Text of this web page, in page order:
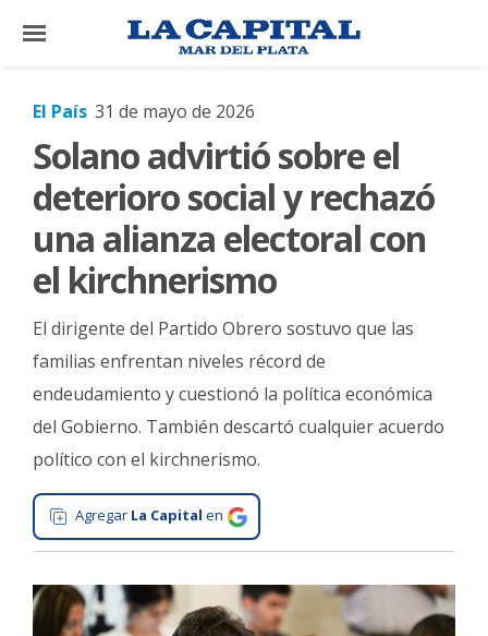
×
El
País
Mundo
La
Cultura
Tecnología
Gastronomía
Salud
Interés
General
La
Ciudad
El País 31 de mayo de 2026
Solano advirtió sobre el
deterioro social y rechazó
una alianza electoral con
el kirchnerismo
El dirigente del Partido Obrero sostuvo que las
familias enfrentan niveles récord de
endeudamiento y cuestionó la política económica
del Gobierno. También descartó cualquier acuerdo
político con el kirchnerismo.
Agregar La Capital en